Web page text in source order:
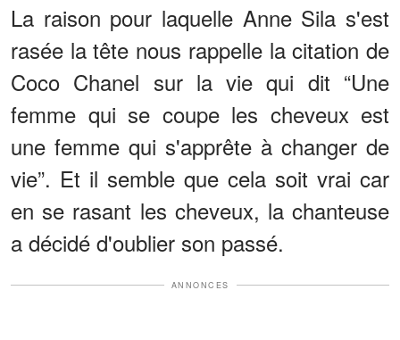
La raison pour laquelle Anne Sila s'est
rasée la tête nous rappelle la citation de
Coco Chanel sur la vie qui dit “Une
femme qui se coupe les cheveux est
une femme qui s'apprête à changer de
vie”. Et il semble que cela soit vrai car
en se rasant les cheveux, la chanteuse
a décidé d'oublier son passé.
ANNONCES